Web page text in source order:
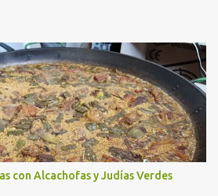
con Alcachofas y Judías Verdes